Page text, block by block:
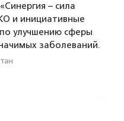
– сила
и инициативные
улучшению сферы
заболеваний.